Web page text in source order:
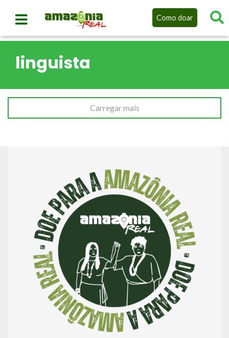
Como doar
linguista
Carregar mais